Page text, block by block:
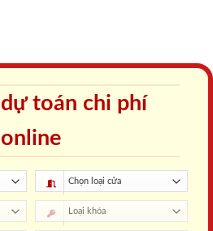
toán chi phí
online